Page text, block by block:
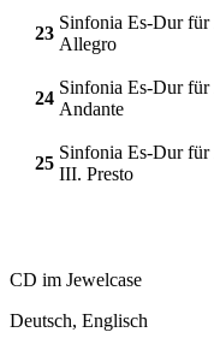
23
Sinfonia Es-Dur
Allegro
24
Sinfonia Es-Dur
Andante
25
Sinfonia Es-Dur
III. Presto
CD im Jewelcase
Deutsch, Englisch